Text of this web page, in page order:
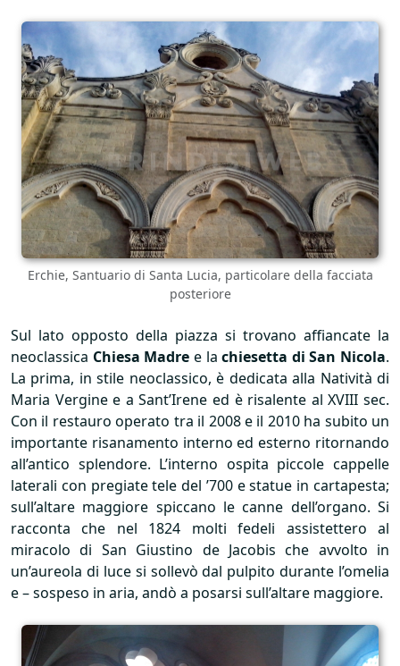
Erchie, Santuario di Santa Lucia, particolare della facciata
posteriore
Sul lato opposto della piazza si trovano affiancate la
neoclassica Chiesa Madre e lachiesetta di San Nicola.
La prima, in stile neoclassico, è dedicata alla Natività di
Maria Vergine e a Sant’Irene ed è risalente alXVIII sec.
Con il restauro operato tra il 2008 e il 2010 ha subito un
importante risanamento interno ed esterno ritornando
all’antico splendore. L’interno ospita piccole cappelle
laterali con pregiate tele del ’700 e statue in cartapesta;
sull’altare maggiore spiccano le canne dell’organo. Si
racconta che nel 1824 molti fedeli assistettero al
miracolo di San Giustino de Jacobis che avvolto in
un’aureola di luce si sollevò dal pulpito durante l’omelia
e – sospeso in aria, andò a posarsi sull’altare maggiore.